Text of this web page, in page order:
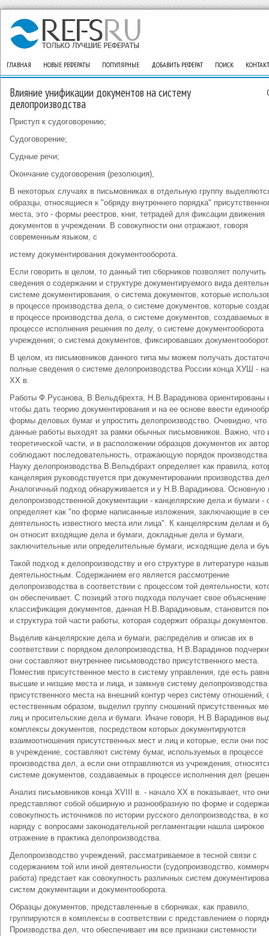
ГЛАВНАЯ НОВЫЕ РЕФЕРАТЫ ПОПУЛЯРНЫЕ ДОБАВИТЬ РЕФЕРАТ ПОИСК
Влияние унификации документов на систему
делопроизводства
Приступ к судоговорению;
Судоговорение;
Судные речи;
Окончание судоговорения (резолюция),
В некоторых случаях в письмовниках в отдельную группу
образцы, относящиеся к "обряду внутреннего порядка"
места, это - формы реестров, книг, тетрадей для фиксации движения
документов в учреждении. В совокупности они отражают, говоря
современным языком, с
истему документирования документооборота.
Если говорить в целом, то данный тип сборников позволяет получить
сведения о содержании и структуре документируемого вида
системе документирования, о система документов, которые
в процессе производства дела, о системе документов, которые
в процессе производства дела, о системе документов, создаваемых в
процессе исполнения решения по делу, о системе документооборота
учреждения; о система документов, фиксировавших
В целом, из письмовников данного типа мы можем получать
полные сведения о системе делопроизводства России конца ХУШ -
XX в.
Работы Ф.Русанова, В.Вельдбрехта, Н.В.Варадинова ориентированы
чтобы дать теорию документирования и на ее основе ввести
формы деловых бумаг и упростить делопроизводство. Очевидно, что
данные работы выходят за рамки обычных письмовников. Важно, что
теоретической части, и в расположении образцов документов их
соблюдают последовательность, отражающую порядок
Науку делопроизводства В.Вельдбрахт определяет как правила,
канцелярия руководствуется при документировании производства
Аналогичный подход обнаруживается и у Н.В.Варадинова. Основную
делопроизводственной документации - канцелярские дела и бумаги -
определяет как "по форме написанные изложения, заключающие в
деятельность известного места или лица". К канцелярским делам и
он относит входящие дела и бумаги, докладные дела и бумаги,
заключительные или определительные бумаги, исходящие дела и
Такой подход к делопроизводству и его структуре в литературе
деятельностным. Содержанием его является рассмотрение
делопроизводства в соответствии с процессом той деятельности,
он обеспечивает. С позиций этого подхода получает свое объяснение
классификация документов, данная Н.В.Варадиновым, становится
и структура той части работы, которая содержит образцы документов.
Выделив канцелярские дела и бумаги, распределив и описав их в
соответствии с порядком делопроизводства, Н.В.Варадинов
они составляют внутреннее письмоводство присутственного места.
Поместив присутственное место в систему управления, где есть
высшие и низшие места и лица, и замкнув систему делопроизводства
присутственного места на внешний контур через систему отношений,
естественным образом, выделил группу сношений присутственных
лиц и просительские дела и бумаги. Иначе говоря, Н.В.Варадинов
комплексы документов, посредством которых документируются
взаимоотношения присутственных мест и лиц и которые, если они
в учреждение, составляют систему бумаг, используемых в процессе
производства дел, а если они отправляются из учреждения,
системе документов, создаваемых в процессе исполнения дел
Анализ письмовников конца ХVIII в. - начало XX в показывает, что они
представляют собой обширную и разнообразную по форме и
совокупность источников по истории русского делопроизводства, в
наряду с вопросами законодательной регламентации нашла широкое
отражение в практика делопроизводства.
Делопроизводство учреждений, рассматриваемое в тесной связи с
содержанием той или иной деятельности (судопроизводство,
работа) предстает как совокупность различных систем
систем документации и документооборота.
Образцы документов, представленные в сборниках, как правило,
группируются в комплексы в соответствии с представлением о
Производства дел, что обеспечивает им все признаки системности